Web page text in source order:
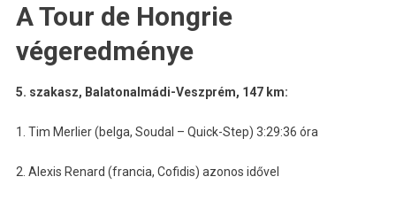
A Tour de Hongrie
végeredménye
5. szakasz, Balatonalmádi-Veszprém, 147 km:
1. Tim Merlier (belga, Soudal – Quick-Step) 3:29:36 óra
2. Alexis Renard (francia, Cofidis) azonos idővel